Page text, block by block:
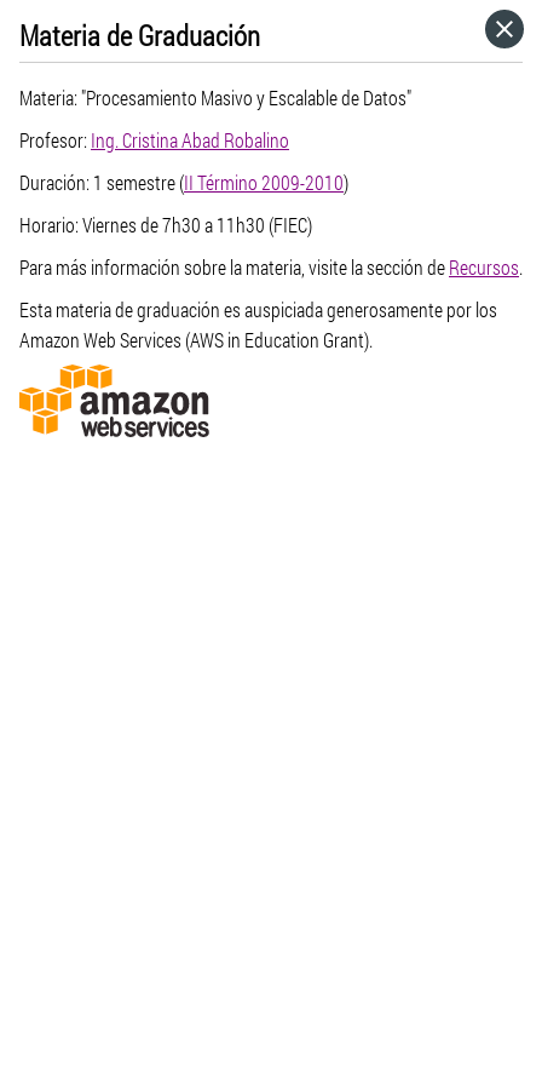
Materia de Graduación
Materia: "Procesamiento Masivo y Escalable de Datos"
Profesor:Ing. Cristina Abad Robalino
Duración: 1 semestre (II Término 2009-2010)
Horario: Viernes de 7h30 a 11h30 (FIEC)
Para más información sobre la materia, visite la sección deRecursos.
Esta materia de graduación es auspiciada generosamente por los
Amazon Web Services (AWS in Education Grant).
HOME
IR A
VISITA EL SITIO WEB